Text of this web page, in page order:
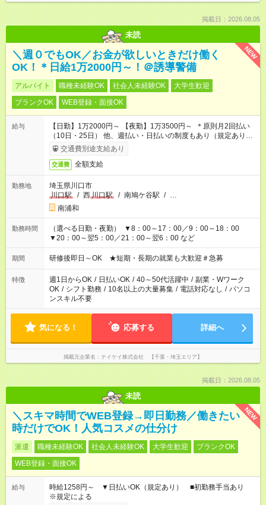
掲載日：2026.08.05
未読
NEW
＼週０でもOK／お金が欲しいときだけ働く
OK！＊日給1万2000円～！＠誘導警備
アルバイト 職種未経験OK 社会人未経験OK
大学生歓迎
ブランクOK
WEB登録・面接OK
給与
【日勤】1万2000円～ 【夜勤】1万3500円～ ＊原則月2回払い
（10日・25日） 他、週払い・日払いの制度もあり（規定あり）
＃日収1万円以上
交通費別途支給あり
交通費 全額支給
勤務地
埼玉県川口市
川口駅
/ 西川口駅 / 南鳩ケ谷駅 / …
南浦和
勤務時間
（選べる日勤・夜勤） ▼8：00～17：00／9：00～18：00
▼20：00～翌5：00／21：00～翌6：00 など
期間 研修後即日～OK ★短期・長期の就業も大歓迎＃急募
特徴 週1日からOK / 日払いOK / 40～50代活躍中 / 副業・Wワーク
OK / シフト勤務 / 10名以上の大量募集 / 電話対応なし / パソコ
ンスキル不要
気になる！ 応募する 詳細へ
掲載元企業名 テイケイ株式会社 【千葉・埼玉エリア】
掲載日：2026.08.05
未読
NEW
＼スキマ時間でWEB登録→即日勤務／働きたい
時だけでOK！人気コスメの仕分け
派遣 職種未経験OK 社会人未経験OK 大学生歓迎
ブランクOK
WEB登録・面接OK
給与
時給1258円～ ▼日払いOK（規定あり） ■初勤務手当あり
※規定による